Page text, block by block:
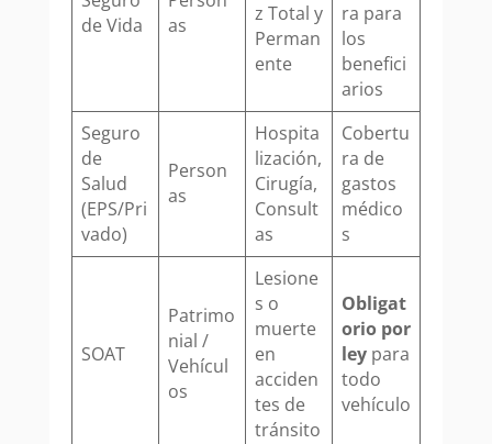
de Vida
as
z Total y
Perman
ente
ra para
los
benefici
arios
Seguro
de
Salud
(EPS/Pri
vado)
Person
as
Hospita
lización,
Cirugía,
Consult
as
Cobertu
ra de
gastos
médico
s
SOAT
Patrimo
nial /
Vehícul
os
Lesione
s o
muerte
en
acciden
tes de
tránsito
Obligat
orio por
leypara
todo
vehículo